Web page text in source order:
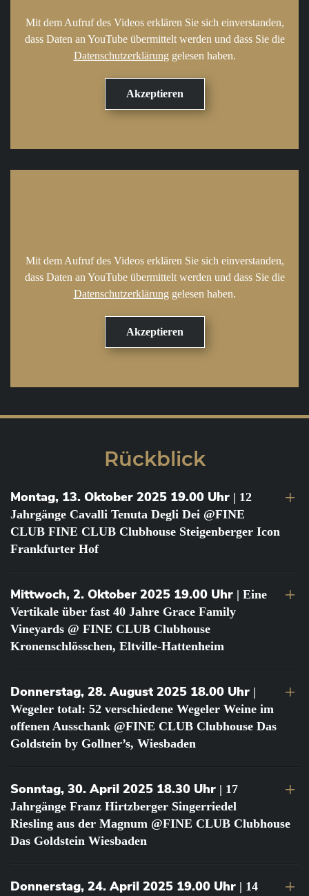
Mit dem Aufruf des Videos erklären Sie sich einverstanden,
dass Daten an YouTube übermittelt werden und dass Sie die
Datenschutzerklärung gelesen haben.
Mit dem Aufruf des Videos erklären Sie sich einverstanden,
dass Daten an YouTube übermittelt werden und dass Sie die
Datenschutzerklärung gelesen haben.
Rückblick
Montag, 13. Oktober 2025 19.00 Uhr | 12
Jahrgänge Cavalli Tenuta Degli Dei @FINE
CLUB FINE CLUB Clubhouse Steigenberger Icon
Frankfurter Hof
Mittwoch, 2. Oktober 2025 19.00 Uhr | Eine
Vertikale über fast 40 Jahre Grace Family
Vineyards @ FINE CLUB Clubhouse
Kronenschlösschen, Eltville-Hattenheim
Donnerstag, 28. August 2025 18.00 Uhr |
Wegeler total: 52 verschiedene Wegeler Weine im
offenen Ausschank @FINE CLUB Clubhouse Das
Goldstein by Gollner’s, Wiesbaden
Sonntag, 30. April 2025 18.30 Uhr | 17
Jahrgänge Franz Hirtzberger Singerriedel
Riesling aus der Magnum @FINE CLUB Clubhouse
Das Goldstein Wiesbaden
Donnerstag, 24. April 2025 19.00 Uhr | 14